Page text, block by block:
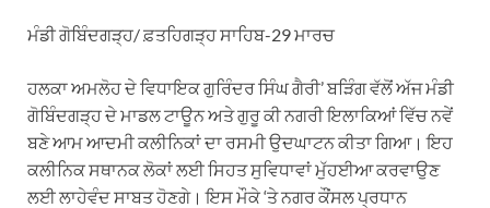
ਮੰਡੀ ਗੋਬਿੰਦਗੜ੍ਹ/ ਫ਼ਤਹਿਗੜ੍ਹ ਸਾਹਿਬ-29 ਮਾਰਚ
ਹਲਕਾ ਅਮਲੋਹ ਦੇ ਵਿਧਾਇਕ ਗੁਰਿੰਦਰ ਸਿੰਘ ਗੈਰੀ’ ਬੜਿੰਗ ਵੱਲੋਂ ਅੱਜ ਮੰਡੀ
ਗੋਬਿੰਦਗੜ੍ਹ ਦੇ ਮਾਡਲ ਟਾਊਨ ਅਤੇ ਗੁਰੂ ਕੀ ਨਗਰੀ ਇਲਾਕਿਆਂ ਵਿੱਚ ਨਵੇਂ
ਬਣੇ ਆਮ ਆਦਮੀ ਕਲੀਨਿਕਾਂ ਦਾ ਰਸਮੀ ਉਦਘਾਟਨ ਕੀਤਾ ਗਿਆ। ਇਹ
ਕਲੀਨਿਕ ਸਥਾਨਕ ਲੋਕਾਂ ਲਈ ਸਿਹਤ ਸੁਵਿਧਾਵਾਂ ਮੁੱਹਈਆ ਕਰਵਾਉਣ
ਲਈ ਲਾਹੇਵੰਦ ਸਾਬਤ ਹੋਣਗੇ। ਇਸ ਮੌਕੇ ‘ਤੇ ਨਗਰ ਕੌਂਸਲ ਪ੍ਰਧਾਨ